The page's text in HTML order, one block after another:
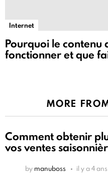
Internet
Pourquoi le contenu
fonctionner et que
MORE
Comment obtenir
vos ventes
by manuboss il y a 4 ans